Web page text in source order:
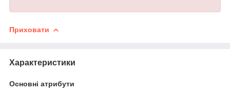
Приховати
Характеристики
Основні атрибути